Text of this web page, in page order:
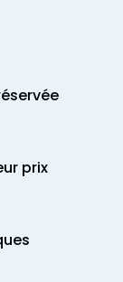
prix